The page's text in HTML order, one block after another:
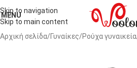
Skip to navigation
Skip to main content
MENU
Αρχική σελίδα Γυναίκες Ρούχα γυναικεία